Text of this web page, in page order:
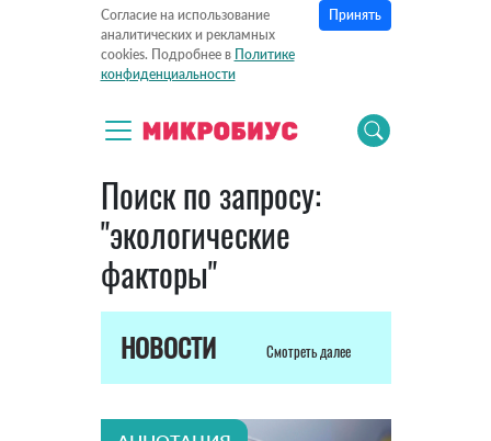
Согласие на использование
аналитических и рекламных
cookies. Подробнее в Политике
конфиденциальности
Принять
Поиск по запросу:
"экологические
факторы"
НОВОСТИ Смотреть далее